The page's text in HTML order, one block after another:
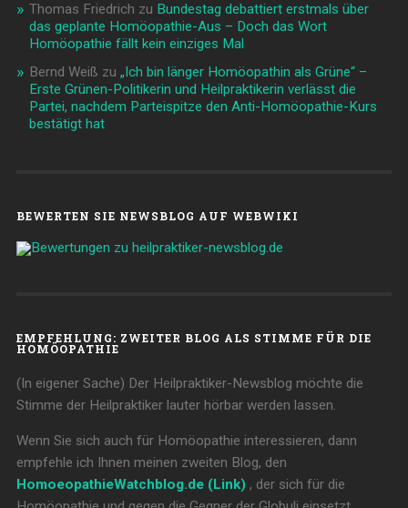
Thomas Friedrich zu Bundestag debattiert erstmals über
das geplante Homöopathie-Aus – Doch das Wort
Homöopathie fällt kein einziges Mal
Bernd Weiß zu „Ich bin länger Homöopathin als Grüne“ –
Erste Grünen-Politikerin und Heilpraktikerin verlässt die
Partei, nachdem Parteispitze den Anti-Homöopathie-Kurs
bestätigt hat
BEWERTEN SIE NEWSBLOG AUF WEBWIKI
EMPFEHLUNG: ZWEITER BLOG ALS STIMME FÜR DIE
HOMÖOPATHIE
(In eigener Sache) Der Heilpraktiker-Newsblog möchte die
Stimme der Heilpraktiker lauter hörbar werden lassen.
Wenn Sie sich auch für Homöopathie interessieren, dann
empfehle ich Ihnen meinen zweiten Blog, den
HomoeopathieWatchblog.de (Link) , der sich für die